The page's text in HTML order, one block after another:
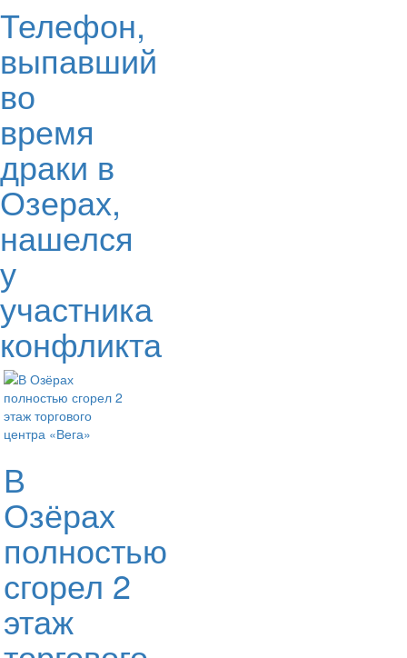
Телефон,
выпавший
во
время
драки в
Озерах,
нашелся
у
участника
конфликта
В
Озёрах
полностью
сгорел 2
этаж